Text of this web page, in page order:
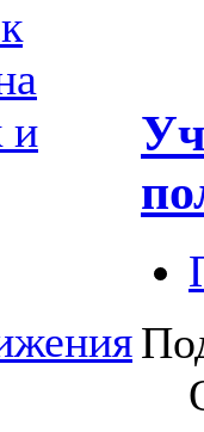
и